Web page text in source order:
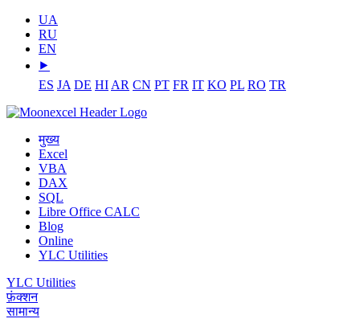
UA
RU
EN
⯈
ES JA DE HI AR CN PT FR IT KO PL RO TR
मुख्य
Excel
VBA
DAX
SQL
Libre Office CALC
Blog
Online
YLC Utilities
YLC Utilities
फ़ंक्शन
सामान्य